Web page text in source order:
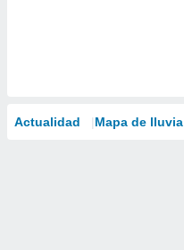
Actualidad Mapa de lluvia